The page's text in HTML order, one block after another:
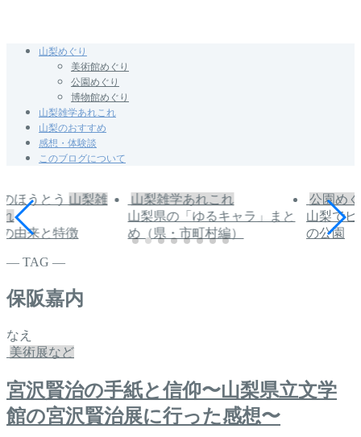
山梨めぐり
美術館めぐり
公園めぐり
博物館めぐり
山梨雑学あれこれ
山梨のおすすめ
感想・体験談
このブログについて
山梨雑
由来と特徴
山梨雑学あれこれ
山梨県の「ゆるキャラ」まと
め（県・市町村編）
公園め
山梨で
の公園
― TAG ―
保阪嘉内
なえ
美術展など
宮沢賢治の手紙と信仰〜山梨県立文学
館の宮沢賢治展に行った感想〜